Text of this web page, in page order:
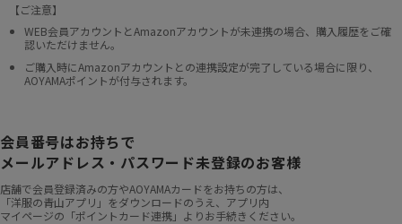
【ご注意】
WEB会員アカウントとAmazonアカウントが未連携の場合、購入履歴をご確
認いただけません。
ご購入時にAmazonアカウントとの連携設定が完了している場合に限り、
AOYAMAポイントが付与されます。
会員番号はお持ちで
メールアドレス・パスワード未登録のお客様
店舗で会員登録済みの方やAOYAMAカードをお持ちの方は、
「洋服の青山アプリ」をダウンロードのうえ、アプリ内
マイページの「ポイントカード連携」よりお手続きください。